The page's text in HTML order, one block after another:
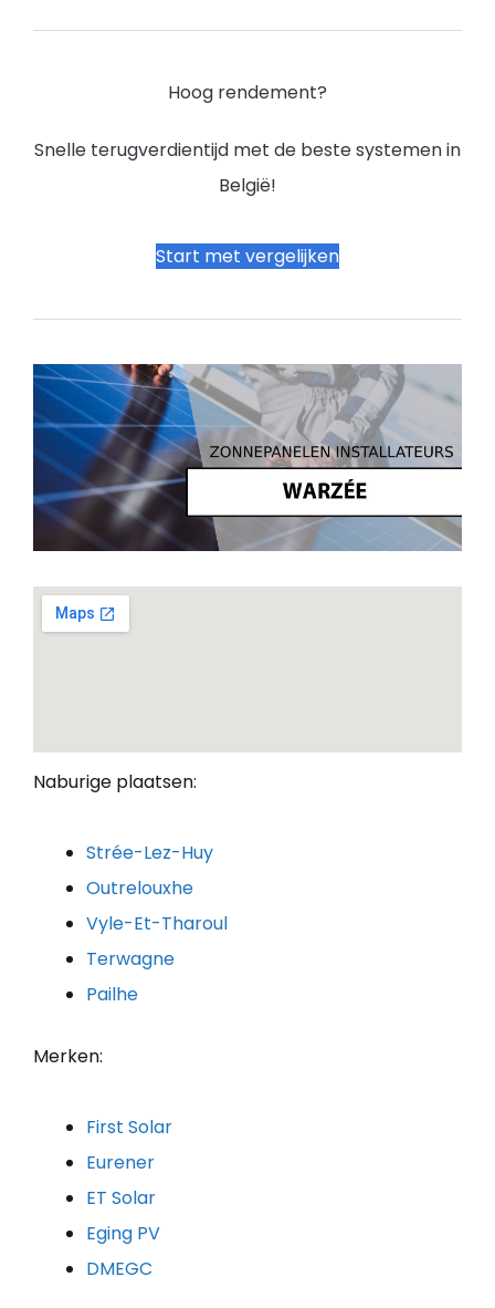
Hoog rendement?
Snelle terugverdientijd met de beste systemen in
België!
Start met vergelijken
Naburige plaatsen:
Strée-Lez-Huy
Outrelouxhe
Vyle-Et-Tharoul
Terwagne
Pailhe
Merken:
First Solar
Eurener
ET Solar
Eging PV
DMEGC